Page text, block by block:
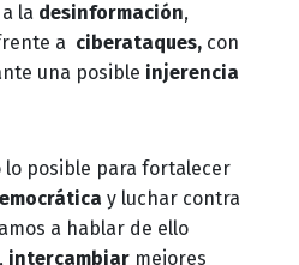
la desinformación,
a ciberataques, con
una posible injerencia
lo posible para fortalecer
y luchar contra
a hablar de ello
intercambiar mejores